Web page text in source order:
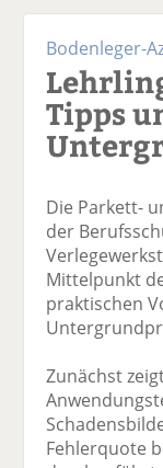
Bodenleger-
Tipps
Die Parkett-
der
Mittelpunkt
praktischen
Zunächst
Fehlerquote